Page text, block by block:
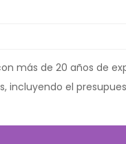
más de 20 años de
incluyendo el